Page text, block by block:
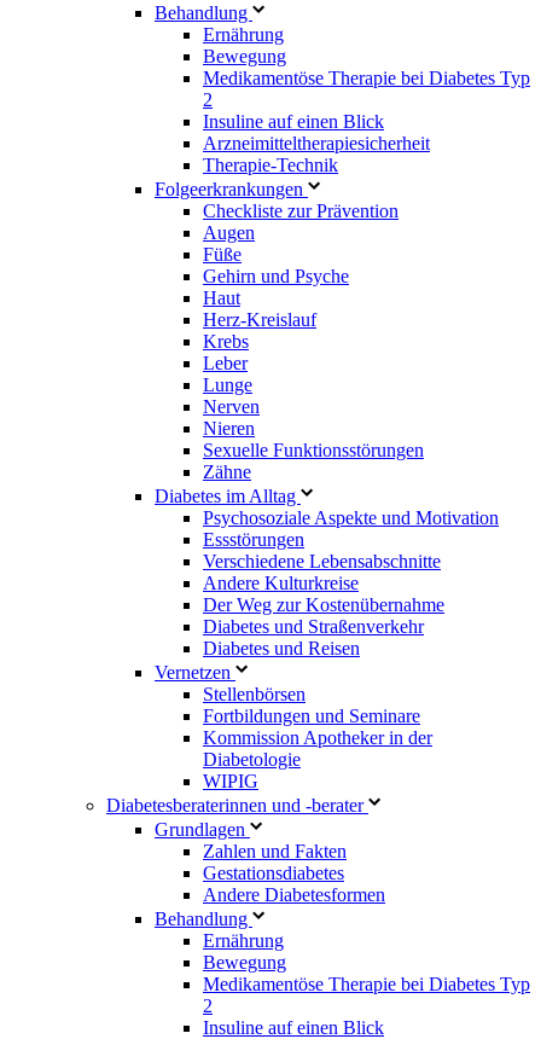
Behandlung
Ernährung
Bewegung
Medikamentöse Therapie bei Diabetes Typ
2
Insuline auf einen Blick
Arzneimitteltherapie­sicherheit
Therapie-Technik
Fol­ge­er­kran­kun­gen
Checkliste zur Prävention
Augen
Füße
Gehirn und Psyche
Haut
Herz-Kreislauf
Krebs
Leber
Lunge
Nerven
Nieren
Sexuelle Funktionsstörungen
Zähne
Diabetes im Alltag
Psychosoziale Aspekte und Motivation
Essstörungen
Verschiedene Lebensabschnitte
Andere Kulturkreise
Der Weg zur Kostenübernahme
Diabetes und Straßenverkehr
Diabetes und Reisen
Vernetzen
Stellenbörsen
Fortbildungen und Seminare
Kommission Apotheker in der
Diabetologie
WIPIG
Diabetesberaterinnen und -berater
Grundlagen
Zahlen und Fakten
Gestationsdiabetes
Andere Diabetesformen
Behandlung
Ernährung
Bewegung
Medikamentöse Therapie bei Diabetes Typ
2
Insuline auf einen Blick